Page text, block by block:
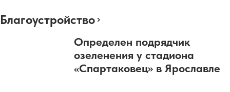
Благоустройство
Определен подрядчик
озеленения у стадиона
«Спартаковец» в Ярославле